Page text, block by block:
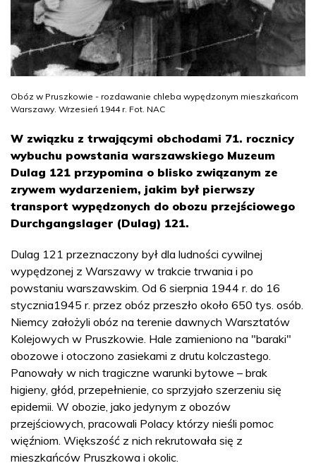
Obóz w Pruszkowie - rozdawanie chleba wypędzonym mieszkańcom
Warszawy. Wrzesień 1944 r. Fot. NAC
W związku z trwającymi obchodami 71. rocznicy
wybuchu powstania warszawskiego Muzeum
Dulag 121 przypomina o blisko związanym ze
zrywem wydarzeniem, jakim był pierwszy
transport wypędzonych do obozu przejściowego
Durchgangslager (Dulag) 121.
Dulag 121 przeznaczony był dla ludności cywilnej
wypędzonej z Warszawy w trakcie trwania i po
powstaniu warszawskim. Od 6 sierpnia 1944 r. do 16
stycznia1945 r. przez obóz przeszło około 650 tys. osób.
Niemcy założyli obóz na terenie dawnych Warsztatów
Kolejowych w Pruszkowie. Hale zamieniono na "baraki"
obozowe i otoczono zasiekami z drutu kolczastego.
Panowały w nich tragiczne warunki bytowe – brak
higieny, głód, przepełnienie, co sprzyjało szerzeniu się
epidemii. W obozie, jako jedynym z obozów
przejściowych, pracowali Polacy którzy nieśli pomoc
więźniom. Większość z nich rekrutowała się z
mieszkańców Pruszkowa i okolic.